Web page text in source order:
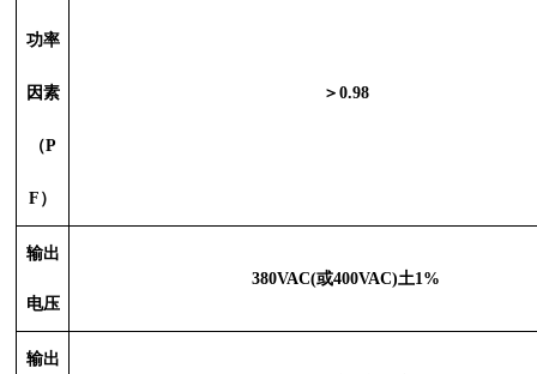
功率
因素
（P
F）
＞ 0.98
输出
电压
380VAC(或400VAC)土1%
输出